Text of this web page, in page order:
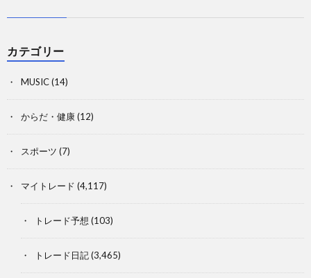
カテゴリー
MUSIC(14)
からだ・健康(12)
スポーツ (7)
マイトレード (4,117)
トレード予想 (103)
トレード日記(3,465)